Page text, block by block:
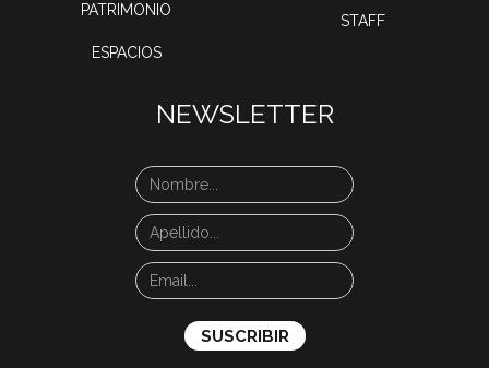
PATRIMONIO
ESPACIOS
STAFF
NEWSLETTER